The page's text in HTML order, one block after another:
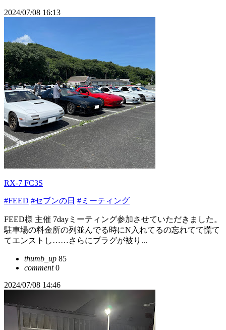
2024/07/08 16:13
RX-7 FC3S
#FEED #セブンの日 #ミーティング
FEED様 主催 7dayミーティング参加させていただきました。
駐車場の料金所の列並んでる時にN入れてるの忘れてて慌て
てエンストし……さらにプラグが被り...
thumb_up 85
comment0
2024/07/08 14:46